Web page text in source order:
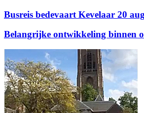
Busreis bedevaart Kevelaar 20
Belangrijke ontwikkeling binnen